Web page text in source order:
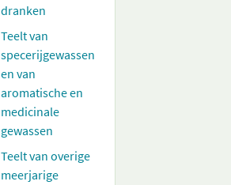
dranken
Teelt van
specerijgewassen
en van
aromatische en
medicinale
gewassen
Teelt van overige
meerjarige